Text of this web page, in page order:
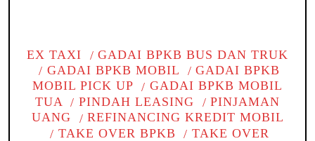
EX TAXI
GADAI BPKB BUS DAN TRUK
GADAI BPKB MOBIL
GADAI BPKB
MOBIL PICK UP
GADAI BPKB MOBIL
TUA
PINDAH LEASING
PINJAMAN
UANG
REFINANCING KREDIT MOBIL
TAKE OVER BPKB
TAKE OVER